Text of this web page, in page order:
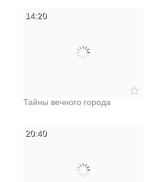
Тайны вечного города
14:20
20:40